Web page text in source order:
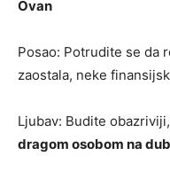
Ovan
Posao: Potrudite se da
zaostala, neke
Ljubav: Budite
dragom osobom na